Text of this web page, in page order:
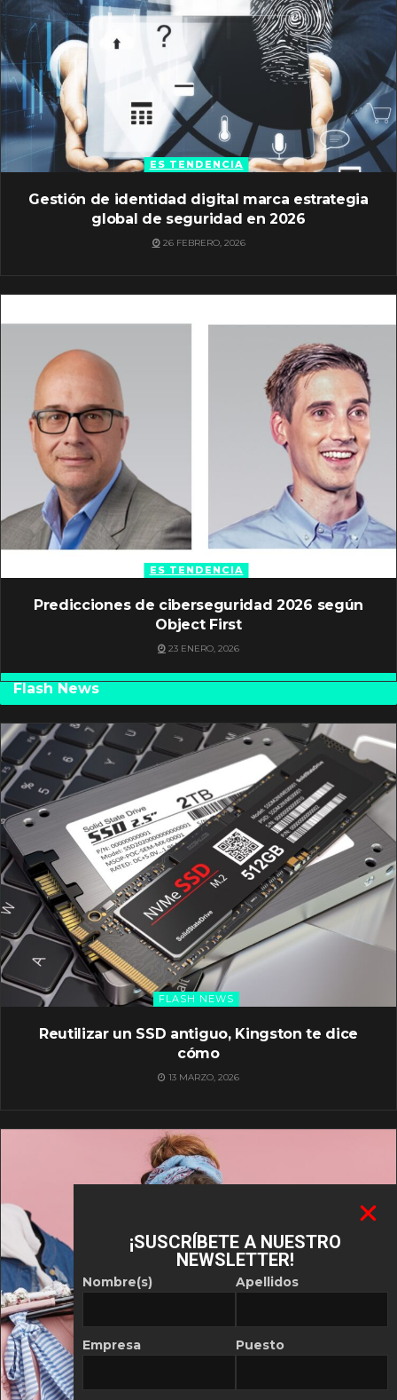
ES TENDENCIA
Gestión de identidad digital marca estrategia
global de seguridad en 2026
26 FEBRERO, 2026
ES TENDENCIA
Predicciones de ciberseguridad 2026 según
Object First
23 ENERO, 2026
Flash News
FLASH NEWS
Reutilizar un SSD antiguo, Kingston te dice
cómo
13 MARZO, 2026
¡SUSCRÍBETE A NUESTRO
NEWSLETTER!
Nombre(s)
Empresa
Apellidos
Puesto